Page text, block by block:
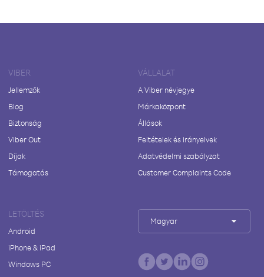
VIBER
Jellemzők
Blog
Biztonság
Viber Out
Díjak
Támogatás
VÁLLALAT
A Viber névjegye
Márkaközpont
Állások
Feltételek és irányelvek
Adatvédelmi szabályzat
Customer Complaints Code
LETÖLTÉS
Android
iPhone & iPad
Windows PC
Magyar